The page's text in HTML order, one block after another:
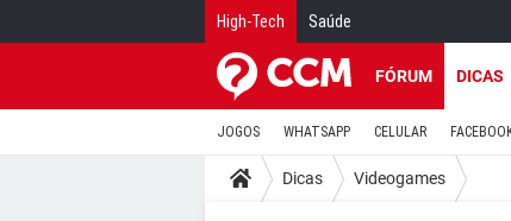
High-Tech Saúde
FÓRUM DICAS
JOGOS WHATSAPP CELULAR
Dicas Videogames